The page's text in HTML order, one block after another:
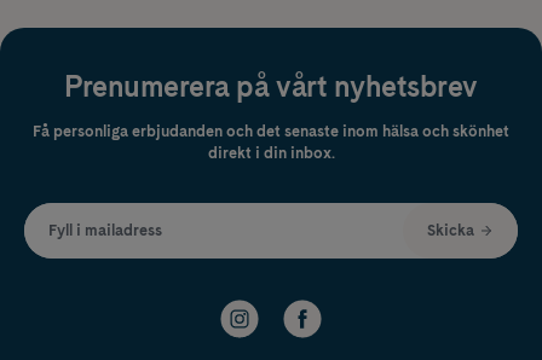
Prenumerera på vårt nyhetsbrev
Få personliga erbjudanden och det senaste inom hälsa och skönhet
direkt i din inbox.
Fyll i mailadress Skicka